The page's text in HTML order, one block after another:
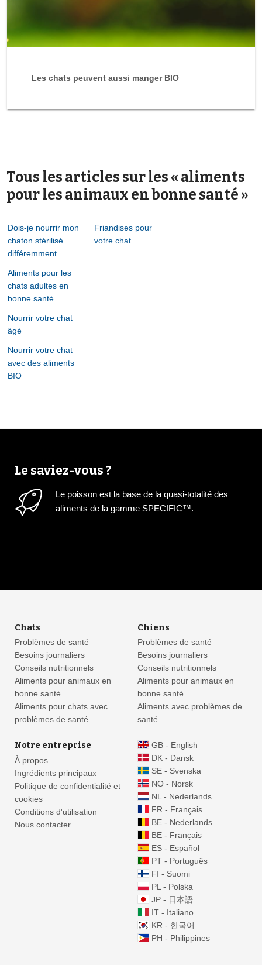
Les chats peuvent aussi manger BIO
Tous les articles sur les « aliments
pour les animaux en bonne santé »
Dois-je nourrir mon
chaton stérilisé
différemment
Aliments pour les
chats adultes en
bonne santé
Nourrir votre chat
âgé
Nourrir votre chat
avec des aliments
BIO
Friandises pour
votre chat
Le saviez-vous ?
Le poisson est la base de la quasi-totalité des
aliments de la gamme SPECIFIC™.
Chats
Problèmes de santé
Besoins journaliers
Conseils nutritionnels
Aliments pour animaux en
bonne santé
Aliments pour chats avec
problèmes de santé
Chiens
Problèmes de santé
Besoins journaliers
Conseils nutritionnels
Aliments pour animaux en
bonne santé
Aliments avec problèmes de
santé
Notre entreprise
À propos
Ingrédients principaux
Politique de confidentialité et
cookies
Conditions d'utilisation
Nous contacter
GB - English
DK - Dansk
SE - Svenska
NO - Norsk
NL - Nederlands
FR - Français
BE - Nederlands
BE - Français
ES - Español
PT - Português
FI - Suomi
PL - Polska
JP - 日本語
IT - Italiano
KR - 한국어
PH - Philippines